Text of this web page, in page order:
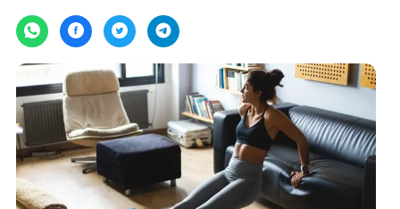
quinta-feira, 11/05/2023 às 12:01